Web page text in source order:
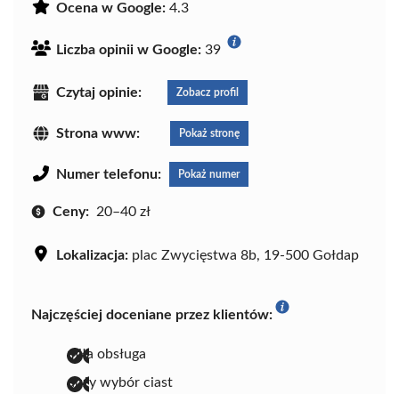
Ocena w Google: 4.3
Liczba opinii w Google: 39
Czytaj opinie: Zobacz profil
Strona www: Pokaż stronę
Numer telefonu: Pokaż numer
Ceny: 20–40 zł
Lokalizacja: plac Zwycięstwa 8b, 19-500 Gołdap
Najczęściej doceniane przez klientów:
miła obsługa
duży wybór ciast